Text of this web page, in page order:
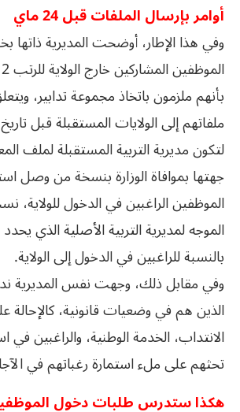
أوامر بإرسال الملفات قبل 24 ماي
وفي هذا الإطار، أوضحت المديرية
بأنهم ملزمون باتخاذ مجموعة تدابير،
لتكون مديرية التربية المستقبلة لملف
جهتها بموافاة الوزارة بنسخة من وصل
الموظفين الراغبين في الدخول للولاية،
الموجه لمديرية التربية الأصلية الذي
بالنسبة للراغبين في الدخول إلى الولاية.
وفي مقابل ذلك، وجهت نفس المديرية
الذين هم في وضعيات قانونية، كالإحالة
الانتداب، الخدمة الوطنية، والراغبين في
تحثهم على ملء استمارة رغباتهم في
هكذا ستدرس طلبات دخول